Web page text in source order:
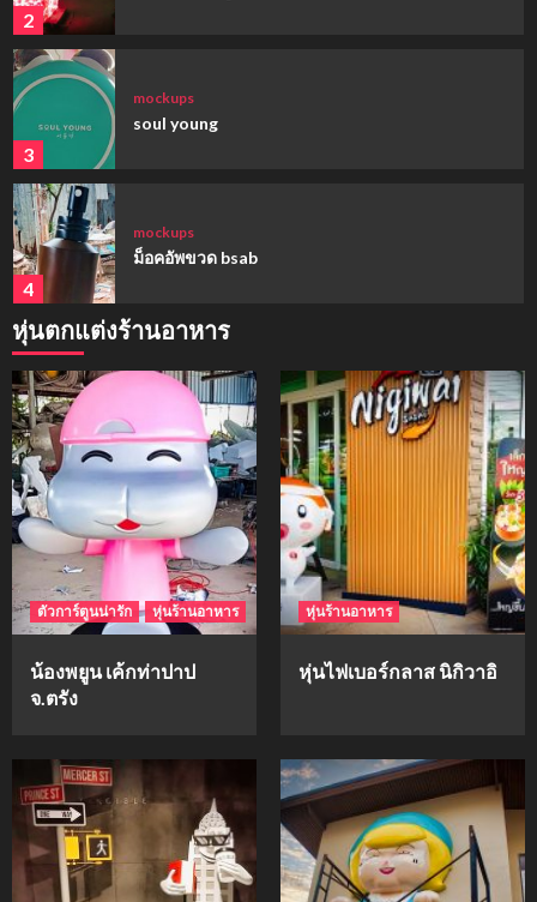
2
3
mockups
soul young
4
mockups
ม็อคอัพขวด bsab
5
ม็อคอัพน้ำมันวังว่าน
1
mockups
hi-q
2
mockups
ก้อนเนื้อทรงลูกบาสก์
3
mockups
soul young
หุ่นตกแต่งร้านอาหาร
ตัวการ์ตูนน่ารัก หุ่นร้านอาหาร
น้องพยูน เค้กท่าปาป
จ.ตรัง
หุ่นร้านอาหาร
หุ่นไฟเบอร์กลาส นิกิวาอิ